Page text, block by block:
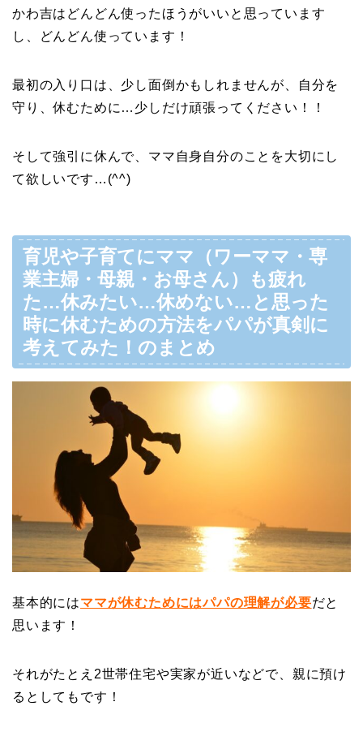
かわ吉はどんどん使ったほうがいいと思っています
し、どんどん使っています！
最初の入り口は、少し面倒かもしれませんが、自分を
守り、休むために…少しだけ頑張ってください！！
そして強引に休んで、ママ自身自分のことを大切にし
て欲しいです…(^^)
育児や子育てにママ（ワーママ・専
業主婦・母親・お母さん）も疲れ
た…休みたい…休めない…と思った
時に休むための方法をパパが真剣に
考えてみた！のまとめ
基本的にはママが休むためにはパパの理解が必要だと
思います！
それがたとえ2世帯住宅や実家が近いなどで、親に預け
るとしてもです！